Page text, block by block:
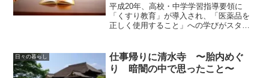
平成20年、高校・中学学習指導要領に
「くすり教育」が導入され、「医薬品を
正しく使用すること」への学びがスター
授業のお手伝いやアドバイスをする場合
もあります。
日々の暮らし
仕事帰りに清水寺 〜胎内めぐ
り 暗闇の中で思ったこと〜